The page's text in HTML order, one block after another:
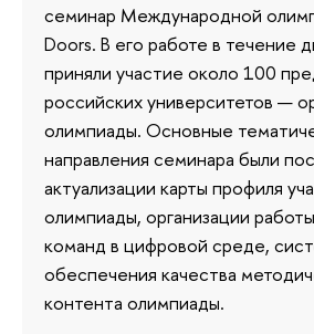
семинар Международной
Doors. В его работе в течение
приняли участие около 100
российских университетов —
олимпиады. Основные
направления семинара были
актуализации карты профиля
олимпиады, организации
команд в цифровой среде,
обеспечения качества
контента олимпиады.